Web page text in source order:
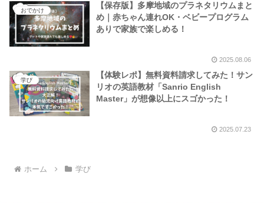
おでかけ
【保存版】多摩地域のプラネタリウムまと
め｜赤ちゃん連れOK・ベビープログラム
ありで家族で楽しめる！
2025.08.06
学び
【体験レポ】無料資料請求してみた！サン
リオの英語教材「Sanrio English
Master」が想像以上にスゴかった！
2025.07.23
ホーム 学び